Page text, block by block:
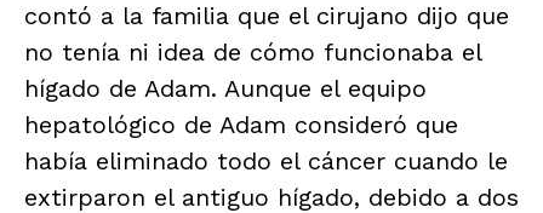
contó a la familia que el cirujano dijo que
no tenía ni idea de cómo funcionaba el
hígado de Adam. Aunque el equipo
hepatológico de Adam consideró que
había eliminado todo el cáncer cuando le
extirparon el antiguo hígado, debido a dos